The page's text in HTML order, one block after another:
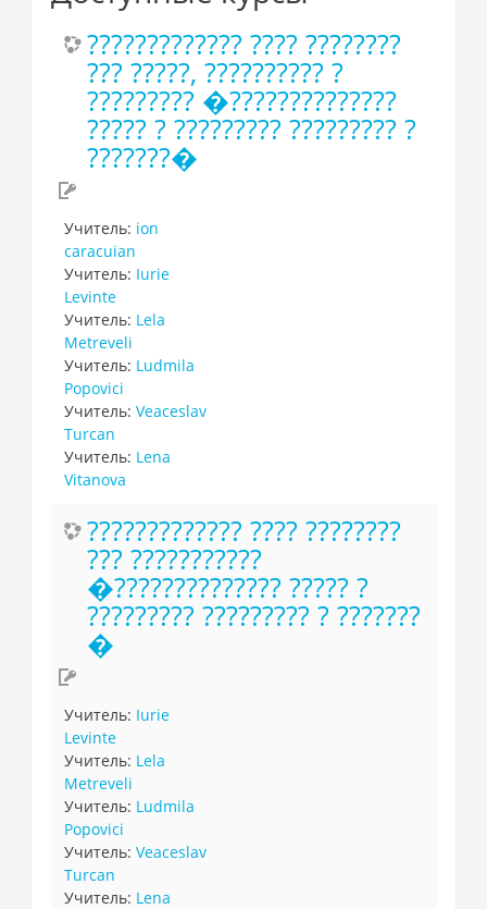
????????????? ???? ????????
??? ?????, ?????????? ?
????????? �??????????????
????? ? ????????? ????????? ?
???????�
Учитель: ion
caracuian
Учитель: Iurie
Levinte
Учитель: Lela
Metreveli
Учитель: Ludmila
Popovici
Учитель: Veaceslav
Turcan
Учитель: Lena
Vitanova
????????????? ???? ????????
??? ???????????
�?????????????? ????? ?
????????? ????????? ? ???????
�
Учитель: Iurie
Levinte
Учитель: Lela
Metreveli
Учитель: Ludmila
Popovici
Учитель: Veaceslav
Turcan
Учитель: Lena